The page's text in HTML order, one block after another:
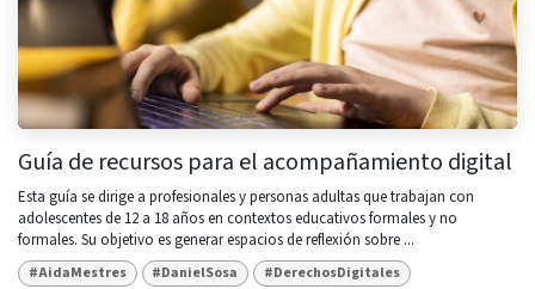
Guía de recursos para el acompañamiento digital
Esta guía se dirige a profesionales y personas adultas que trabajan con
adolescentes de 12 a 18 años en contextos educativos formales y no
formales. Su objetivo es generar espacios de reflexión sobre ...
#AidaMestres #DanielSosa
#DerechosDigitales